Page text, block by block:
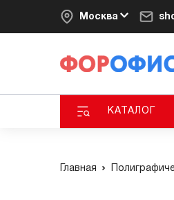
Москва
КАТАЛОГ
Главная